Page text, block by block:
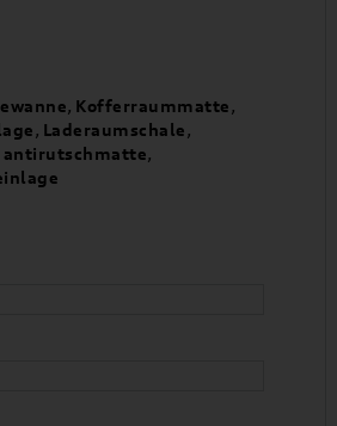
, Kofferraummatte,
, Laderaumschale,
antirutschmatte,